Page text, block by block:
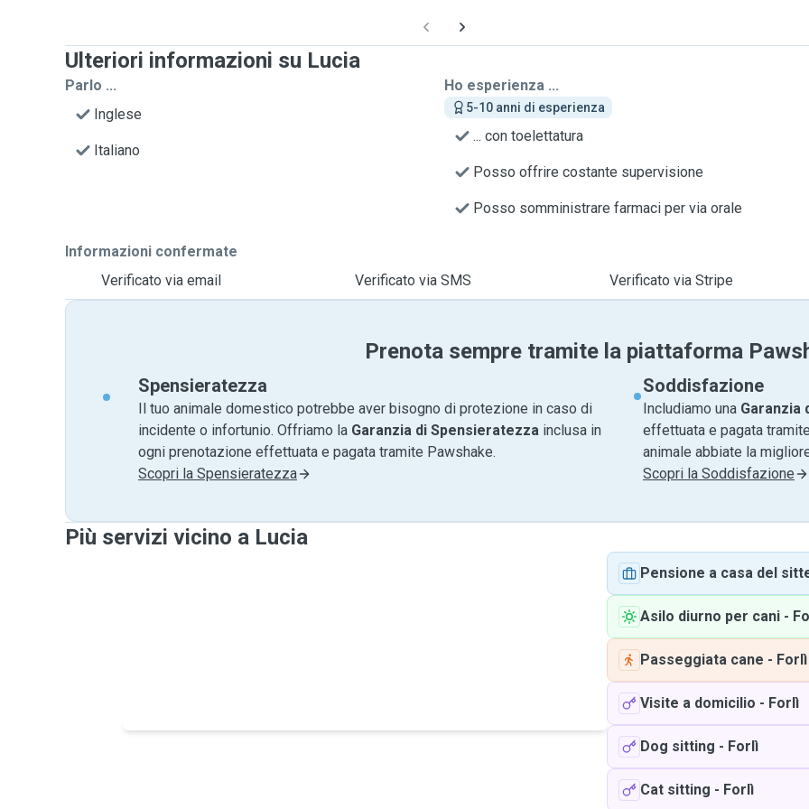
Ulteriori informazioni su Lucia
Parlo ...
Inglese
Italiano
Ho esperienza ...
5-10 anni di esperienza
... con toelettatura
Posso offrire costante supervisione
Posso somministrare farmaci per via orale
Informazioni confermate
Verificato via email
Verificato via SMS Verificato via Stripe
Prenota sempre tramite la piattaforma
Spensieratezza
Il tuo animale domestico potrebbe aver bisogno di protezione in caso di
incidente o infortunio. Offriamo la Garanzia di Spensieratezza inclusa in
ogni prenotazione effettuata e pagata tramite Pawshake.
Scopri la Spensieratezza
Soddisfazione
Includiamo una Garanzia
effettuata e pagata
animale abbiate la
Scopri la Soddisfazione
Più servizi vicino a Lucia
Pensione a casa del
Asilo diurno per cani -
Passeggiata cane - Forlì
Visite a domicilio - Forlì
Dog sitting - Forlì
Cat sitting - Forlì